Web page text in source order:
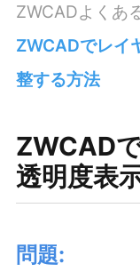
ZWCADよくあ
ZWCADでレイ
整する方法
ZWCAD
透明度表
問題: